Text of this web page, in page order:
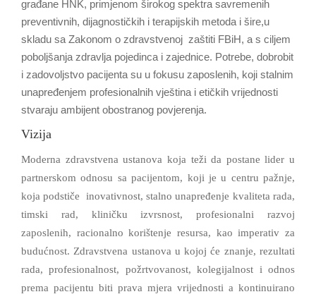
građane HNK, primjenom širokog spektra savremenih
preventivnih, dijagnostičkih i terapijskih metoda i šire,u
skladu sa Zakonom o zdravstvenoj zaštiti FBiH, a s ciljem
poboljšanja zdravlja pojedinca i zajednice. Potrebe, dobrobit
i zadovoljstvo pacijenta su u fokusu zaposlenih, koji stalnim
unapređenjem profesionalnih vještina i etičkih vrijednosti
stvaraju ambijent obostranog povjerenja.
Vizija
Moderna zdravstvena ustanova koja teži da postane lider u
partnerskom odnosu sa pacijentom, koji je u centru pažnje,
koja podstiče inovativnost, stalno unapređenje kvaliteta rada,
timski rad, kliničku izvrsnost, profesionalni razvoj
zaposlenih, racionalno korištenje resursa, kao imperativ za
budućnost. Zdravstvena ustanova u kojoj će znanje, rezultati
rada, profesionalnost, požrtvovanost, kolegijalnost i odnos
prema pacijentu biti prava mjera vrijednosti a kontinuirano